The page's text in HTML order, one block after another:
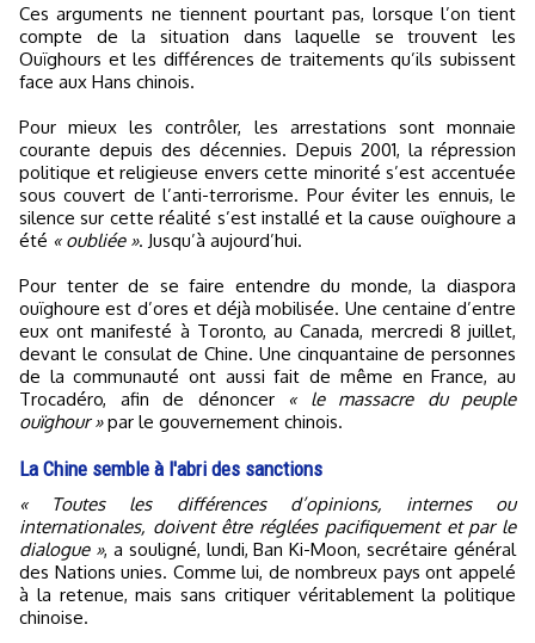
Ces arguments ne tiennent pourtant pas, lorsque l’on tient
compte de la situation dans laquelle se trouvent les
Ouïghours et les différences de traitements qu’ils subissent
face aux Hans chinois.
Pour mieux les contrôler, les arrestations sont monnaie
courante depuis des décennies. Depuis 2001, la répression
politique et religieuse envers cette minorité s’est accentuée
sous couvert de l’anti-terrorisme. Pour éviter les ennuis, le
silence sur cette réalité s’est installé et la cause ouïghoure a
été « oubliée ». Jusqu’à aujourd’hui.
Pour tenter de se faire entendre du monde, la diaspora
ouïghoure est d’ores et déjà mobilisée. Une centaine d’entre
eux ont manifesté à Toronto, au Canada, mercredi 8 juillet,
devant le consulat de Chine. Une cinquantaine de personnes
de la communauté ont aussi fait de même en France, au
Trocadéro, afin de dénoncer
« le massacre du peuple
ouïghour »par le gouvernement chinois.
La Chine semble à l'abri des sanctions
« Toutes les différences d’opinions, internes ou
internationales, doivent être réglées pacifiquement et par le
dialogue », a souligné, lundi, Ban Ki-Moon, secrétaire général
des Nations unies. Comme lui, de nombreux pays ont appelé
à la retenue, mais sans critiquer véritablement la politique
chinoise.